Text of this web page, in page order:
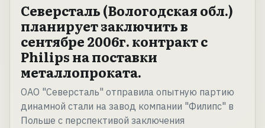
Северсталь (Вологодская обл.)
планирует заключить в
сентябре 2006г. контракт с
Philips на поставки
металлопроката.
ОАО "Северсталь" отправила опытную партию
динамной стали на завод компании "Филипс" в
Польше с перспективой заключения